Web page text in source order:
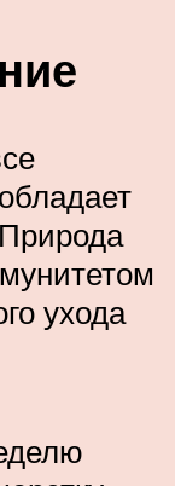
ухода